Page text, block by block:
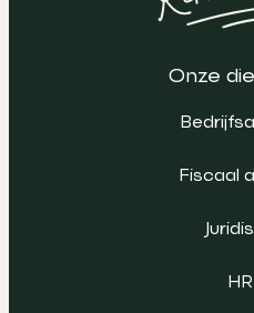
Onze
Fiscaal
HR